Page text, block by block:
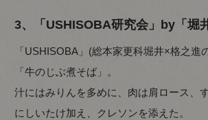
3、「USHISOBA研究会」by「堀
「USHISOBA」(総本家更科堀井×格之進
「牛のじぶ煮そば」。
汁にはみりんを多めに、肉は肩ロース、
にしいたけ加え、クレソンを添えた。